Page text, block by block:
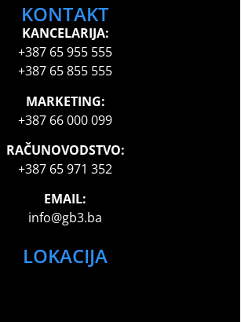
KONTAKT
KANCELARIJA:
+387 65 955 555
+387 65 855 555
MARKETING:
+387 66 000 099
RAČUNOVODSTVO:
+387 65 971 352
EMAIL:
info@gb3.ba
LOKACIJA